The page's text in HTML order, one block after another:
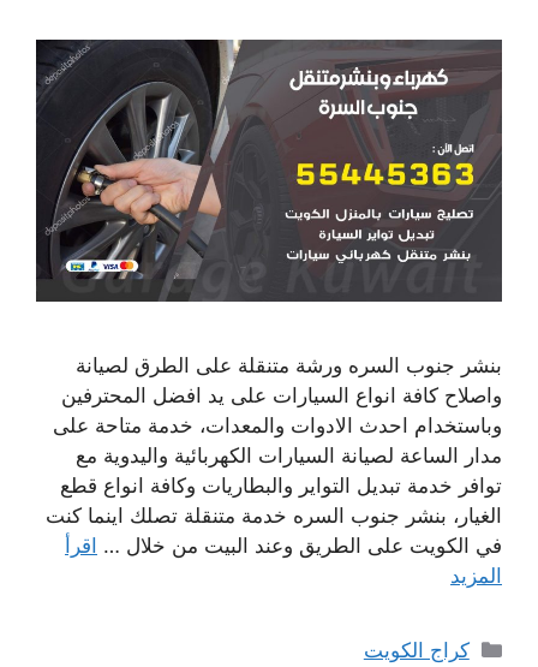
بنشر جنوب السره ورشة متنقلة على الطرق لصيانة
واصلاح كافة انواع السيارات على يد افضل المحترفين
وباستخدام احدث الادوات والمعدات، خدمة متاحة على
مدار الساعة لصيانة السيارات الكهربائية واليدوية مع
توافر خدمة تبديل التواير والبطاريات وكافة انواع قطع
الغيار، بنشر جنوب السره خدمة متنقلة تصلك اينما كنت
في الكويت على الطريق وعند البيت من خلال … اقرأ
المزيد
التصنيفات
كراج الكويت